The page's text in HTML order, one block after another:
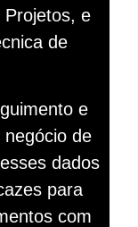
Projetos, e
de
e
de
dados
para
com